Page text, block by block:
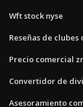
Wft stock nyse
Reseñas de
Precio comercial
Convertidor de
Asesoramiento